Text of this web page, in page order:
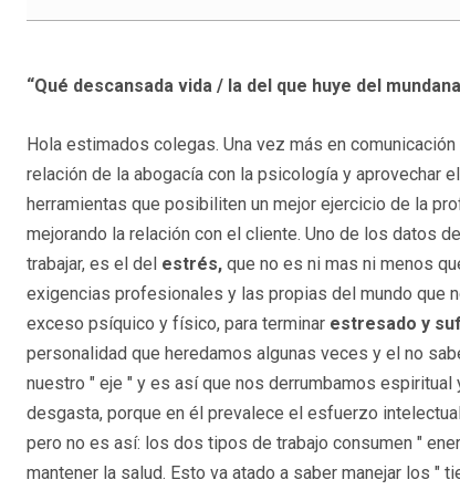
“Qué descansada vida / la del que huye del
Hola estimados colegas. Una vez más en
relación de la abogacía con la psicología y aprovechar
herramientas que posibiliten un mejor ejercicio de la
mejorando la relación con el cliente. Uno de los datos
trabajar, es el del estrés, que no es ni mas ni menos
exigencias profesionales y las propias del mundo que
exceso psíquico y físico, para terminar estresado y
personalidad que heredamos algunas veces y el no
nuestro " eje " y es así que nos derrumbamos
desgasta, porque en él prevalece el esfuerzo
pero no es así: los dos tipos de trabajo consumen "
mantener la salud. Esto va atado a saber manejar los "